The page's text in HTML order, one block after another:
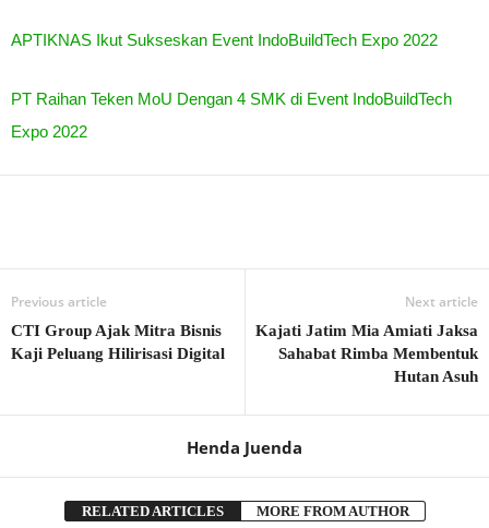
APTIKNAS Ikut Sukseskan Event IndoBuildTech Expo 2022
PT Raihan Teken MoU Dengan 4 SMK di Event IndoBuildTech
Expo 2022
Previous article
CTI Group Ajak Mitra Bisnis
Kaji Peluang Hilirisasi Digital
Next article
Kajati Jatim Mia Amiati Jaksa
Sahabat Rimba Membentuk
Hutan Asuh
Henda Juenda
RELATED ARTICLES MORE FROM AUTHOR